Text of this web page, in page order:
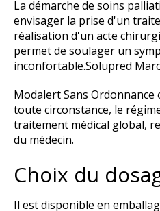
La démarche de soins
envisager la prise d'un
réalisation d'un acte
permet de soulager un
inconfortable.Solupred
Modalert Sans Ordonnance
toute circonstance, le
traitement médical global,
du médecin.
Choix du
Il est disponible en